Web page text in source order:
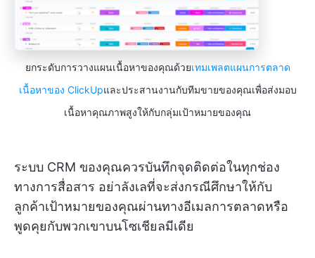
ยกระดับการวางแผนเนื้อหาของคุณด้วยเทมเพลตแผนการตลาด
เนื้อหาของ ClickUpและประสานงานกับทีมขายของคุณเพื่อส่งมอบ
เนื้อหาคุณภาพสูงให้กับกลุ่มเป้าหมายของคุณ
ระบบ CRM ของคุณควรบันทึกจุดติดต่อในทุกช่อง
ทางการสื่อสาร อย่าลังเลที่จะส่งกรณีศึกษาให้กับ
ลูกค้าเป้าหมายของคุณผ่านทางอีเมลการตลาดหรือ
พูดคุยกับพวกเขาบนโซเชียลมีเดีย